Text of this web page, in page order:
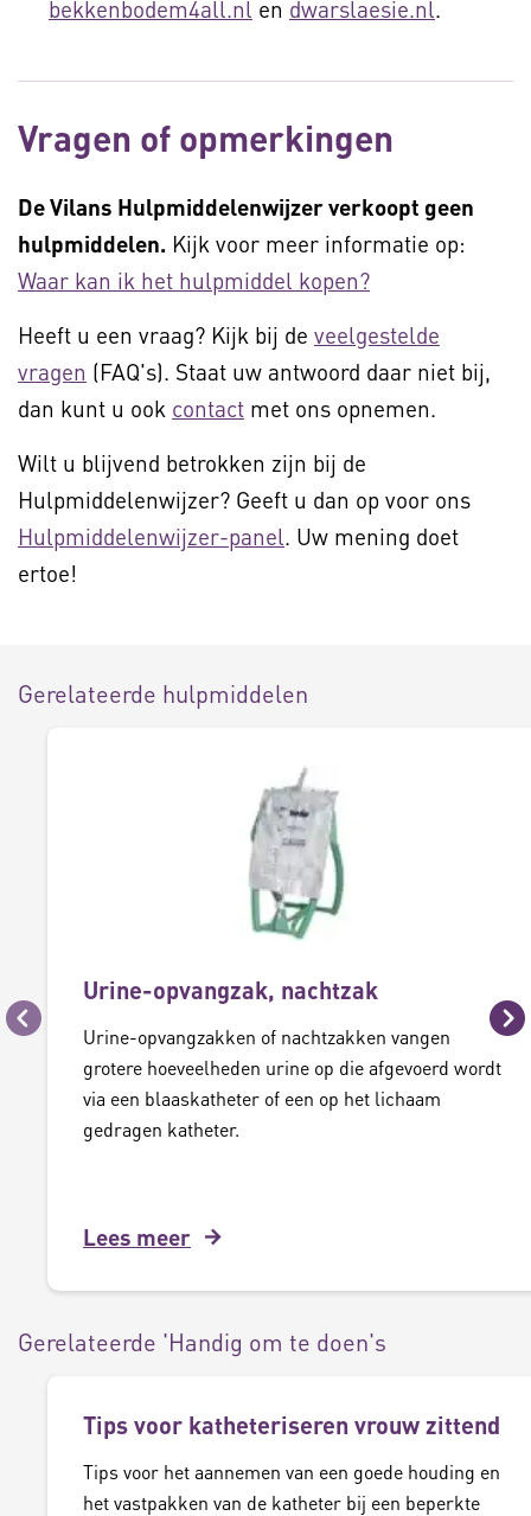
bekkenbodem4all.nl en dwarslaesie.nl.
Vragen of opmerkingen
De Vilans Hulpmiddelenwijzer verkoopt geen
hulpmiddelen. Kijk voor meer informatie op:
Waar kan ik het hulpmiddel kopen?
Heeft u een vraag? Kijk bij de veelgestelde
vragen (FAQ's). Staat uw antwoord daar niet bij,
dan kunt u ook contact met ons opnemen.
Wilt u blijvend betrokken zijn bij de
Hulpmiddelenwijzer? Geeft u dan op voor ons
Hulpmiddelenwijzer-panel. Uw mening doet
ertoe!
Gerelateerde hulpmiddelen
Vorige
Urine-opvangzak, nachtzak
Urine-opvangzakken of nachtzakken vangen
grotere hoeveelheden urine op die afgevoerd wordt
via een blaaskatheter of een op het lichaam
gedragen katheter.
Lees meer
Gerelateerde 'Handig om te doen's
Tips voor katheteriseren vrouw zittend
Tips voor het aannemen van een goede houding en
het vastpakken van de katheter bij een beperkte